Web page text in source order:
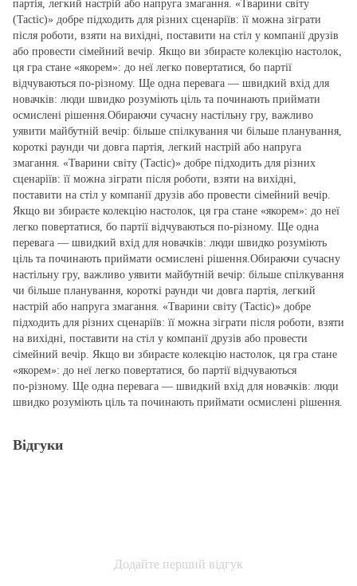
партія, легкий настрій або напруга змагання. «Тварини світу
(Tactic)» добре підходить для різних сценаріїв: її можна зіграти
після роботи, взяти на вихідні, поставити на стіл у компанії друзів
або провести сімейний вечір. Якщо ви збираєте колекцію настолок,
ця гра стане «якорем»: до неї легко повертатися, бо партії
відчуваються по‑різному. Ще одна перевага — швидкий вхід для
новачків: люди швидко розуміють ціль та починають приймати
осмислені рішення.Обираючи сучасну настільну гру, важливо
уявити майбутній вечір: більше спілкування чи більше планування,
короткі раунди чи довга партія, легкий настрій або напруга
змагання. «Тварини світу (Tactic)» добре підходить для різних
сценаріїв: її можна зіграти після роботи, взяти на вихідні,
поставити на стіл у компанії друзів або провести сімейний вечір.
Якщо ви збираєте колекцію настолок, ця гра стане «якорем»: до неї
легко повертатися, бо партії відчуваються по‑різному. Ще одна
перевага — швидкий вхід для новачків: люди швидко розуміють
ціль та починають приймати осмислені рішення.Обираючи сучасну
настільну гру, важливо уявити майбутній вечір: більше спілкування
чи більше планування, короткі раунди чи довга партія, легкий
настрій або напруга змагання. «Тварини світу (Tactic)» добре
підходить для різних сценаріїв: її можна зіграти після роботи, взяти
на вихідні, поставити на стіл у компанії друзів або провести
сімейний вечір. Якщо ви збираєте колекцію настолок, ця гра стане
«якорем»: до неї легко повертатися, бо партії відчуваються
по‑різному. Ще одна перевага — швидкий вхід для новачків: люди
швидко розуміють ціль та починають приймати осмислені рішення.
Відгуки
Додайте перший відгук